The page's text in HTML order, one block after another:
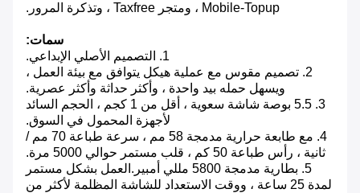
Mobile-Topup ، ومتجر Taxfree ، وتذكرة المرور.
سمات:
1. التصميم الأصلي الإبداعي.
2. تصميم مقوس مع عملية هيكل يتوافق مع بيئة العمل ،
ويسهل حمله بيد واحدة ، وأكثر حداثة وأكثر عصرية.
3. 5.5 بوصة شاشة سعوية ، أقل من 1 كجم ، الحجم السائد
لأجهزة المحمول في السوق.
4. مع طابعة حرارية مدمجة 58 مم ، سرعة طباعة 70 مم /
ثانية ، رأس طباعة 50 كم ، قلب مستمر حوالي 5000 مرة.
5. بطارية مدمجة 5800 مللي أمبير.العمل بشكل مستمر
لمدة 25 ساعة ، ووقت الاستعداد للشاشة المظلمة لأكثر من